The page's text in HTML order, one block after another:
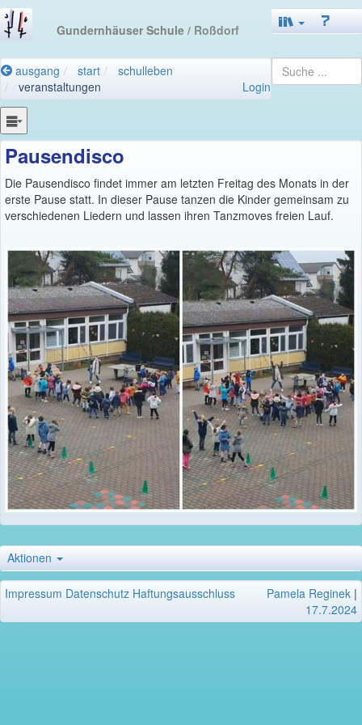
Gundernhäuser Schule / Roßdorf
ausgang start
schulleben
veranstaltungen
Login
Pausendisco
Die Pausendisco findet immer am letzten Freitag des Monats in der
erste Pause statt. In dieser Pause tanzen die Kinder gemeinsam zu
verschiedenen Liedern und lassen ihren Tanzmoves freien Lauf.
Aktionen
Impressum Datenschutz Haftungsausschluss Pamela Reginek |
17.7.2024